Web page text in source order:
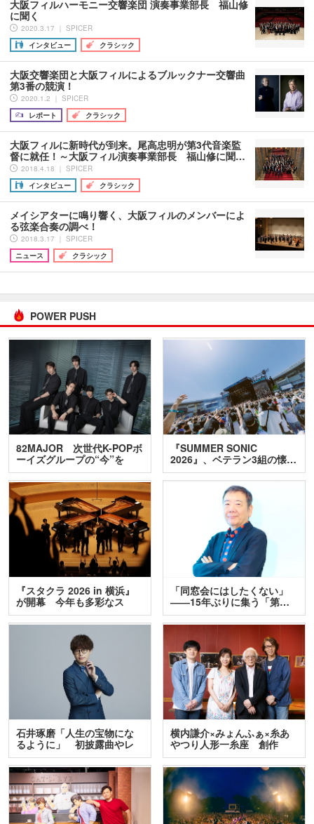
大阪フィルハーモニー交響楽団 演奏事業部長 福山修
に聞く
2020.3.17 ｜ SPICER
インタビュー
クラシック
大阪交響楽団と大阪フィルによるブルックナー交響曲
第3番の競演！
2020.1.2 ｜ SPICER
レポート
クラシック
大阪フィルに新時代が到来。尾高忠明が第3代音楽監
督に就任！～大阪フィル演奏事業部長 福山修に聞…
2018.4.18 ｜ SPICER
インタビュー
クラシック
メイシアターに鳴り響く、大阪フィルのメンバーによ
る弦楽合奏の調べ！
2018.3.17 ｜ SPICER
ニュース
クラシック
POWER PUSH
82MAJOR 次世代K-POPボ
ーイズグループの“今”を
訊…
『SUMMER SONIC
2026』、ベテラン3組の懐…
『スタクラ 2026 in 横浜』
が開幕 今年も多彩なス
テ…
「同窓会にはしたくない」
――15年ぶりに集う「第…
石井琢磨「人生の宝物にな
るように」 初披露曲やレ
ア…
横内謙介×みょんふぁ×糸あ
やつり人形一糸座 創作
人…